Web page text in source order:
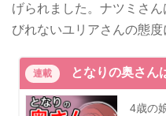
げられました。ナツミさ
びれないユリアさんの態度
連載 となりの奥さん
4歳の